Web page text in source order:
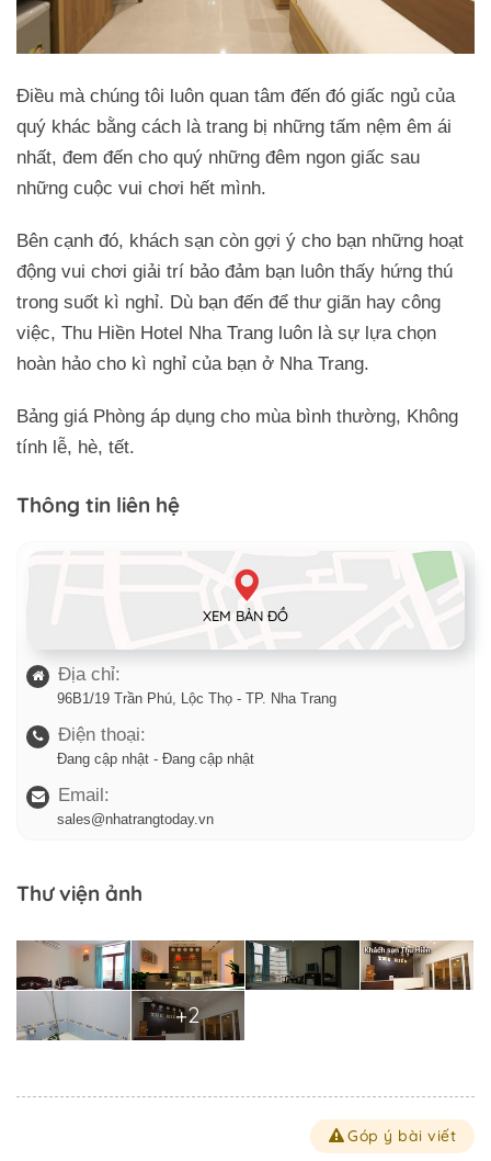
Điều mà chúng tôi luôn quan tâm đến đó giấc ngủ của
quý khác bằng cách là trang bị những tấm nệm êm ái
nhất, đem đến cho quý những đêm ngon giấc sau
những cuộc vui chơi hết mình.
Bên cạnh đó, khách sạn còn gợi ý cho bạn những hoạt
động vui chơi giải trí bảo đảm bạn luôn thấy hứng thú
trong suốt kì nghỉ. Dù bạn đến để thư giãn hay công
việc, Thu Hiền Hotel Nha Trang luôn là sự lựa chọn
hoàn hảo cho kì nghỉ của bạn ở Nha Trang.
Bảng giá Phòng áp dụng cho mùa bình thường, Không
tính lễ, hè, tết.
Thông tin liên hệ
XEM BẢN ĐỒ
Địa chỉ:
96B1/19 Trần Phú, Lộc Thọ - TP. Nha Trang
Điện thoại:
Đang cập nhật - Đang cập nhật
Email:
sales@nhatrangtoday.vn
Thư viện ảnh
+2
Góp ý bài viết